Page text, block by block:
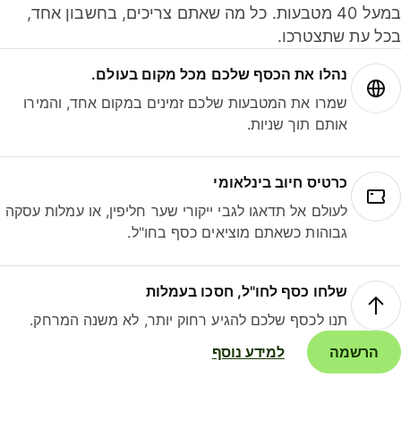
במעל 40 מטבעות. כל מה שאתם צריכים, בחשבון אחד,
עת שתצטרכו.
נהלו את הכסף שלכם מכל מקום בעולם.
שמרו את המטבעות שלכם זמינים במקום אחד, והמירו
אותם תוך שניות.
כרטיס חיוב בינלאומי
לעולם אל תדאגו לגבי ייקורי שער חליפין, או עמלות עסקה
גבוהות כשאתם מוציאים כסף בחו"ל.
שלחו כסף לחו"ל, חסכו בעמלות
תנו לכסף שלכם להגיע רחוק יותר, לא משנה המרחק.
הרשמה
למידע נוסף